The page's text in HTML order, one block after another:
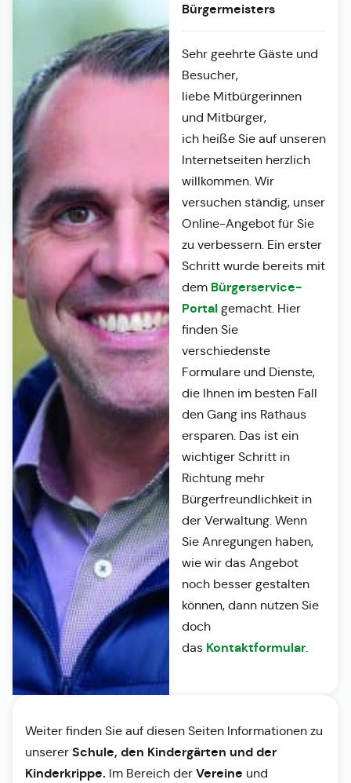
Bürgermeisters
Sehr geehrte Gäste und
Besucher,
liebe Mitbürgerinnen
und Mitbürger,
ich heiße Sie auf unseren
Internetseiten herzlich
willkommen. Wir
versuchen ständig, unser
Online-Angebot für Sie
zu verbessern. Ein erster
Schritt wurde bereits mit
dem Bürgerservice-
Portalgemacht. Hier
finden Sie
verschiedenste
Formulare und Dienste,
die Ihnen im besten Fall
den Gang ins Rathaus
ersparen. Das ist ein
wichtiger Schritt in
Richtung mehr
Bürgerfreundlichkeit in
der Verwaltung. Wenn
Sie Anregungen haben,
wie wir das Angebot
noch besser gestalten
können, dann nutzen Sie
doch
das Kontaktformular.
Weiter finden Sie auf diesen Seiten Informationen zu
unserer Schule, den Kindergärten und der
Kinderkrippe. Im Bereich der Vereine und